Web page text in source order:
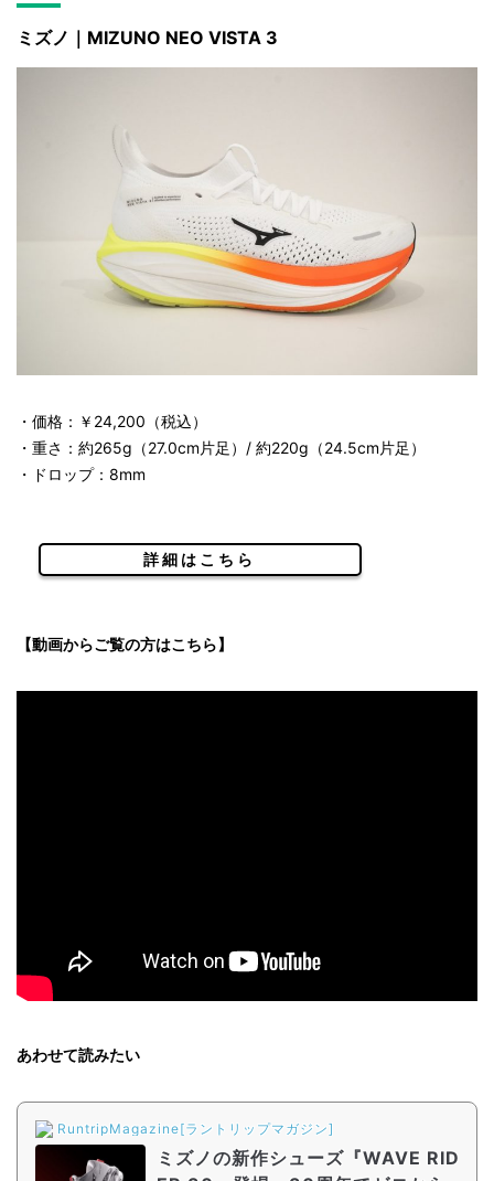
ミズノ｜MIZUNO NEO VISTA 3
・価格：￥24,200（税込）
・重さ：約265g（27.0cm片足）/ 約220g（24.5cm片足）
・ドロップ：8mm
詳細はこちら
【動画からご覧の方はこちら】
あわせて読みたい
RuntripMagazine[ラントリップマガジン]
ミズノの新作シューズ『WAVE RID